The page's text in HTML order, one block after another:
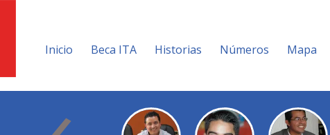
Inicio
Beca ITA Historias Números Mapa